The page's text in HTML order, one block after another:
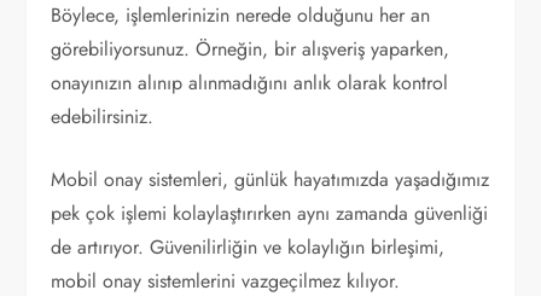
Böylece, işlemlerinizin nerede olduğunu her an
görebiliyorsunuz. Örneğin, bir alışveriş yaparken,
onayınızın alınıp alınmadığını anlık olarak kontrol
edebilirsiniz.
Mobil onay sistemleri, günlük hayatımızda yaşadığımız
pek çok işlemi kolaylaştırırken aynı zamanda güvenliği
de artırıyor. Güvenilirliğin ve kolaylığın birleşimi,
mobil onay sistemlerini vazgeçilmez kılıyor.